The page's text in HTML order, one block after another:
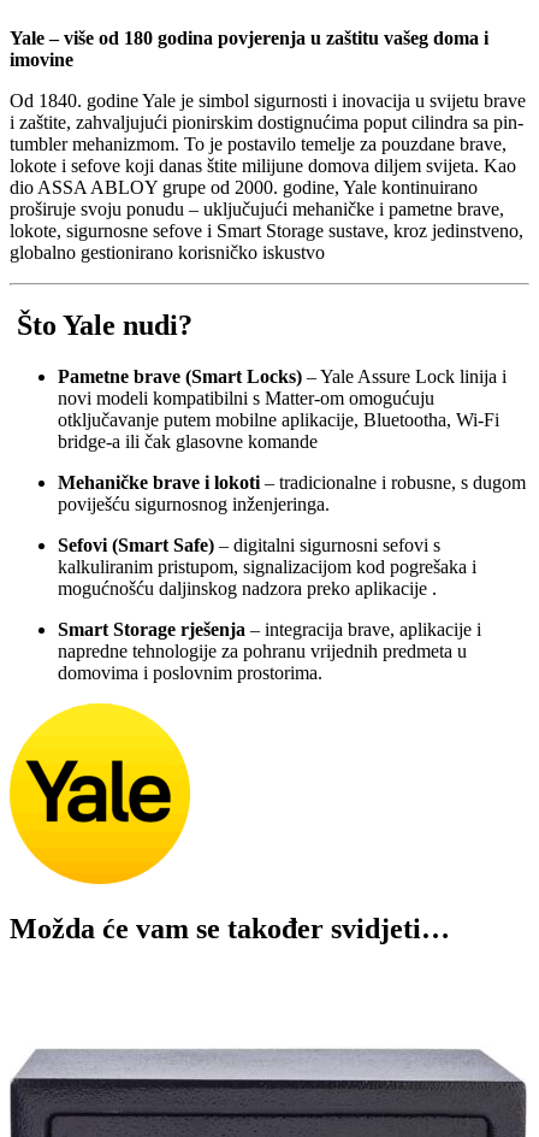
Yale – više od 180 godina povjerenja u zaštitu vašeg doma i
imovine
Od 1840. godine Yale je simbol sigurnosti i inovacija u svijetu brave
i zaštite, zahvaljujući pionirskim dostignućima poput cilindra sa pin-
tumbler mehanizmom. To je postavilo temelje za pouzdane brave,
lokote i sefove koji danas štite milijune domova diljem svijeta. Kao
dio ASSA ABLOY grupe od 2000. godine, Yale kontinuirano
proširuje svoju ponudu – uključujući mehaničke i pametne brave,
lokote, sigurnosne sefove i Smart Storage sustave, kroz jedinstveno,
globalno gestionirano korisničko iskustvo
Što Yale nudi?
Pametne brave (Smart Locks) – Yale Assure Lock linija i
novi modeli kompatibilni s Matter-om omogućuju
otključavanje putem mobilne aplikacije, Bluetootha, Wi‑Fi
bridge-a ili čak glasovne komande
Mehaničke brave i lokoti – tradicionalne i robusne, s dugom
poviješću sigurnosnog inženjeringa.
Sefovi (Smart Safe) – digitalni sigurnosni sefovi s
kalkuliranim pristupom, signalizacijom kod pogrešaka i
mogućnošću daljinskog nadzora preko aplikacije .
Smart Storage rješenja – integracija brave, aplikacije i
napredne tehnologije za pohranu vrijednih predmeta u
domovima i poslovnim prostorima.
Možda će vam se također svidjeti…